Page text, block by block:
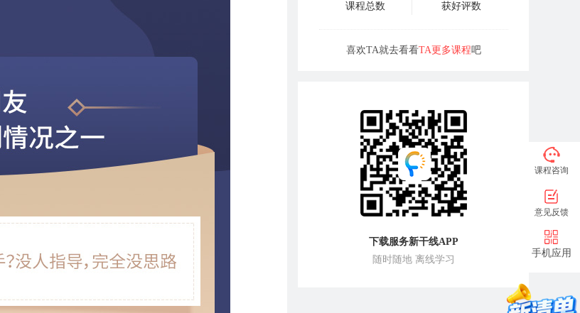
课程总数
获好评数
喜欢TA就去看看TA更多课程吧
下载服务新干线APP
随时随地 离线学习
课程咨询
意见反馈
手机应用